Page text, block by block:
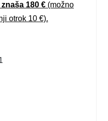
180 € (možno
otrok 10 €).